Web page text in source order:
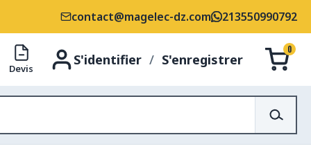
contact@magelec-dz.com 213550990792
S'identifier / S'enregistrer
Devis
0